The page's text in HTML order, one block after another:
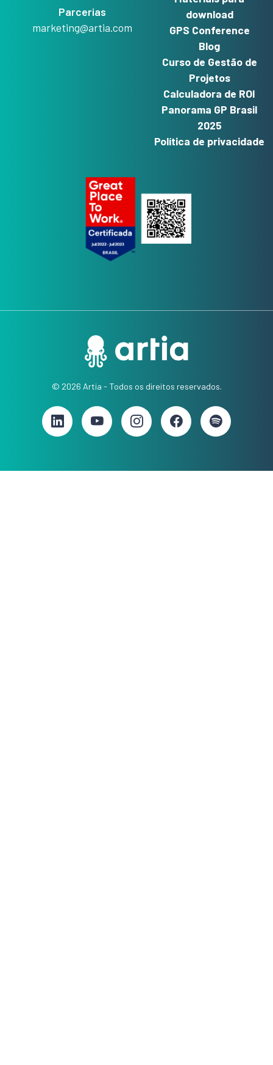
Parcerias
marketing@artia.com
download
GPS Conference
Blog
Curso de Gestão de
Projetos
Calculadora de ROI
Panorama GP Brasil
2025
Política de privacidade
© 2026 Artia - Todos os direitos reservados.